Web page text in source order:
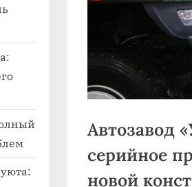
Автозавод
серийное
новой